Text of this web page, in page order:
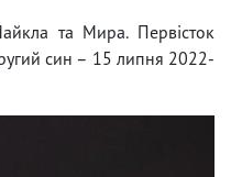
та Мира. Первісток
син – 15 липня 2022-